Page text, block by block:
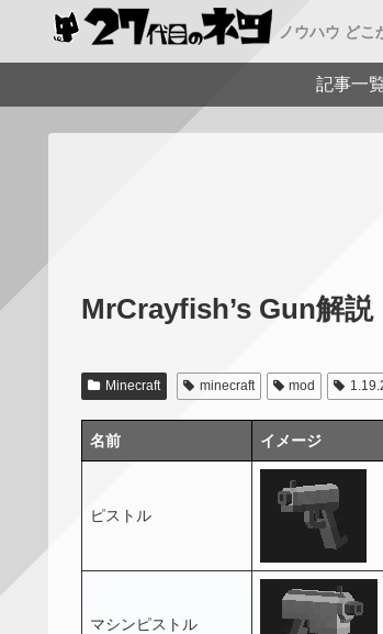
ノウハウ どこ
記事一
MrCrayfish’s Gun解説
Minecraft minecraft mod
名前 イメージ
ピストル
マシンピストル